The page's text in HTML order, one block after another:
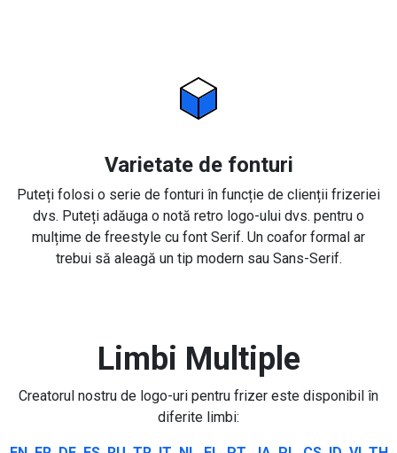
Varietate de fonturi
Puteți folosi o serie de fonturi în funcție de clienții frizeriei
dvs. Puteți adăuga o notă retro logo-ului dvs. pentru o
mulțime de freestyle cu font Serif. Un coafor formal ar
trebui să aleagă un tip modern sau Sans-Serif.
Limbi Multiple
Creatorul nostru de logo-uri pentru frizer este disponibil în
diferite limbi: